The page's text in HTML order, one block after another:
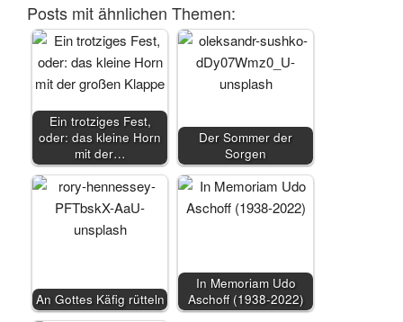
Posts mit ähnlichen Themen:
Ein trotziges Fest,
oder: das kleine Horn
mit der…
Der Sommer der
Sorgen
An Gottes Käfig rütteln
In Memoriam Udo
Aschoff (1938-2022)